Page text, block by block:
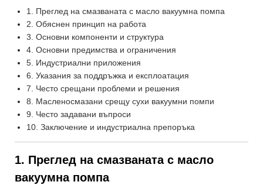
1. Преглед на смазваната с масло вакуумна помпа
2. Обяснен принцип на работа
3. Основни компоненти и структура
4. Основни предимства и ограничения
5. Индустриални приложения
6. Указания за поддръжка и експлоатация
7. Често срещани проблеми и решения
8. Масленосмазани срещу сухи вакуумни помпи
9. Често задавани въпроси
10. Заключение и индустриална препоръка
1. Преглед на смазваната с масло
вакуумна помпа